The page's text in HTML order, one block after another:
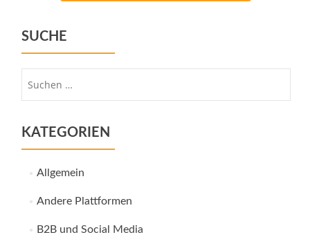
SUCHE
KATEGORIEN
Allgemein
Andere Plattformen
B2B und Social Media